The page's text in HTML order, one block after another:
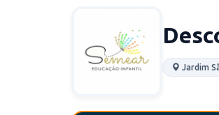
Jardim